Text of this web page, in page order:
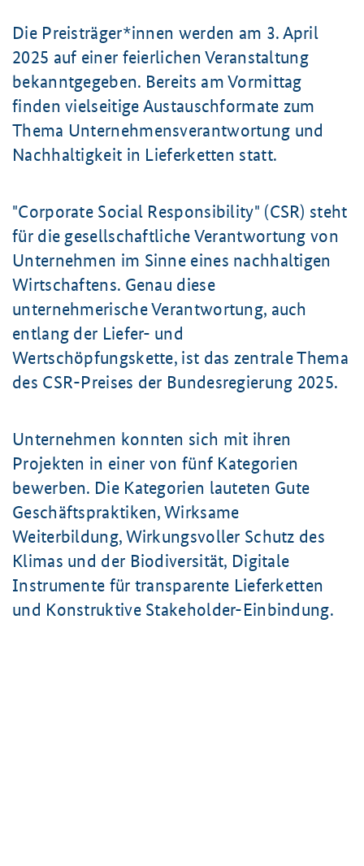
Die Preisträger*innen werden am 3. April
2025 auf einer feierlichen Veranstaltung
bekanntgegeben. Bereits am Vormittag
finden vielseitige Austauschformate zum
Thema Unternehmensverantwortung und
Nachhaltigkeit in Lieferketten statt.
"Corporate Social Responsibility" (CSR) steht
für die gesellschaftliche Verantwortung von
Unternehmen im Sinne eines nachhaltigen
Wirtschaftens. Genau diese
unternehmerische Verantwortung, auch
entlang der Liefer- und
Wertschöpfungskette, ist das zentrale Thema
des CSR-Preises der Bundesregierung 2025.
Unternehmen konnten sich mit ihren
Projekten in einer von fünf Kategorien
bewerben. Die Kategorien lauteten Gute
Geschäftspraktiken, Wirksame
Weiterbildung, Wirkungsvoller Schutz des
Klimas und der Biodiversität, Digitale
Instrumente für transparente Lieferketten
und Konstruktive Stakeholder-Einbindung.